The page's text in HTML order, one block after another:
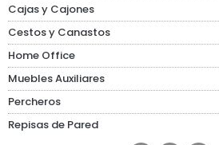
Cajas y Cajones
Cestos y Canastos
Home Office
Muebles Auxiliares
Percheros
Repisas de Pared